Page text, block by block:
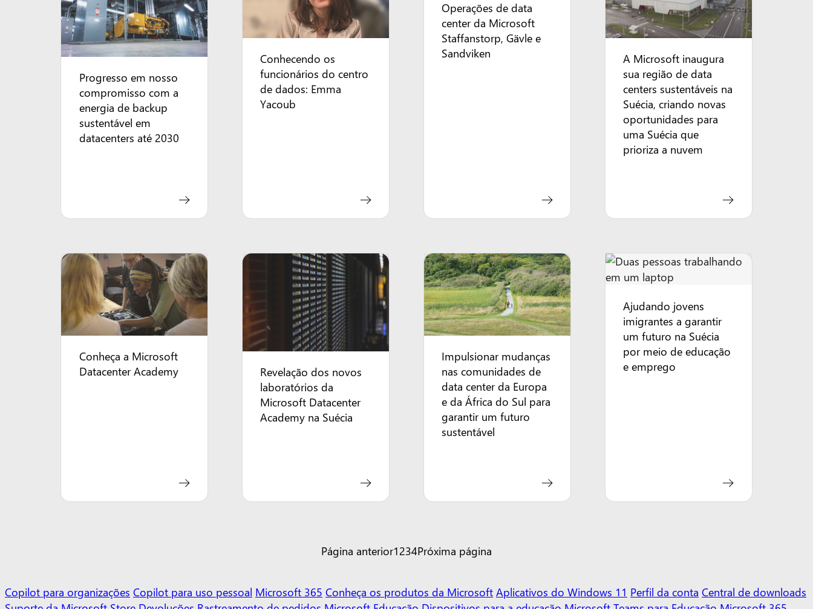
Progresso em nosso
compromisso com a
energia de backup
sustentável em
datacenters até 2030
Conhecendo os
funcionários do centro
de dados: Emma
Yacoub
Operações de data
center da Microsoft
Staffanstorp, Gävle e
Sandviken
A Microsoft inaugura
sua região de data
centers sustentáveis na
Suécia, criando novas
oportunidades para
uma Suécia que
prioriza a nuvem
Conheça a Microsoft
Datacenter Academy
Revelação dos novos
laboratórios da
Microsoft Datacenter
Academy na Suécia
Impulsionar mudanças
nas comunidades de
data center da Europa
e da África do Sul para
garantir um futuro
sustentável
Ajudando jovens
imigrantes a garantir
um futuro na Suécia
por meio de educação
e emprego
Página anterior1234Próxima página
Copilot para organizações Copilot para uso pessoal Microsoft 365 Conheça os produtos da Microsoft Aplicativos do Windows 11 Perfil da conta Central de downloads